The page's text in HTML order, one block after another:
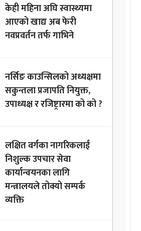
केही महिना अघि स्वास्थ्यमा
आएको खाद्य अब फेरी
नवप्रवर्तन तर्फ गाभिने
नर्सिङ काउन्सिलको अध्यक्षमा
सकुन्तला प्रजापति नियुक्त,
उपाध्यक्ष र रजिष्ट्रारमा को को ?
लक्षित वर्गका नागरिकलाई
निशुल्क उपचार सेवा
कार्यान्वयनका लागि
मन्त्रालयले तोक्यो सम्पर्क
व्यक्ति